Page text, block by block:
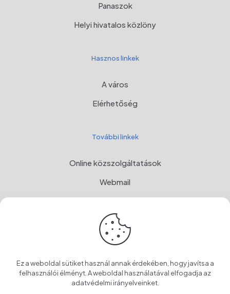
Panaszok
Helyi hivatalos közlöny
Hasznos linkek
A város
Elérhetőség
További linkek
Online közszolgáltatások
Webmail
Programul Național de Dezvoltare Rurală, MADR
Címer
OwnCloud
Ez a weboldal sütiket használ annak érdekében, hogy javítsa a
felhasználói élményt. A weboldal használatával elfogadja az
adatvédelmi irányelveinket.